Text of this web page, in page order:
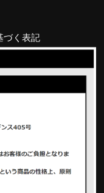
づく表記